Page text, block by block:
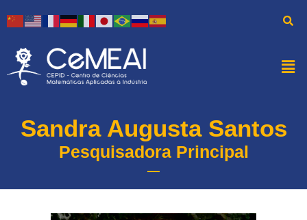
Sandra Augusta Santos
Pesquisadora Principal